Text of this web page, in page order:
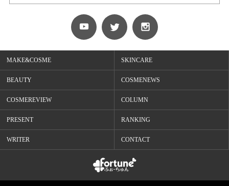
MAKE&COSME SKINCARE
BEAUTY COSMENEWS
COSMEREVIEW COLUMN
PRESENT RANKING
WRITER CONTACT